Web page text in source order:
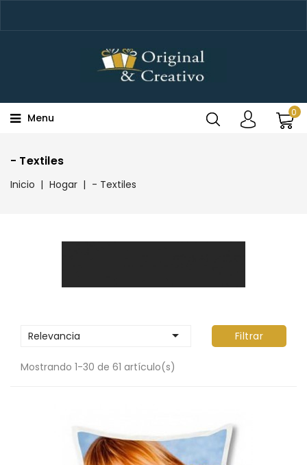
0
Menu
- Textiles
Inicio Hogar - Textiles
Relevancia  Filtrar
Mostrando 1-30 de 61 artículo(s)